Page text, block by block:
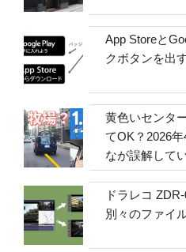
App Storeと
クボタンを出
黄色いセンタ
てOK？2026
なが誤解して
ドラレコ
別々のファイ